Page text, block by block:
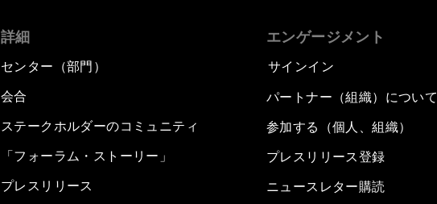
詳細
センター（部門）
会合
ステークホルダーのコミュニティ
「フォーラム・ストーリー」
プレスリリース
エンゲージメント
サインイン
パートナー（組織）につい
参加する（個人、組織）
プレスリリース登録
ニュースレター購読